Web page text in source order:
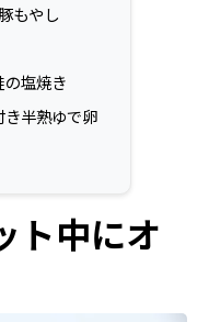
もやし
塩焼き
半熟ゆで卵
ト中にオ